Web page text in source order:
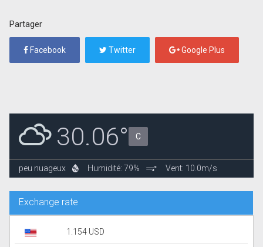
Partager
Facebook Twitter Google Plus
30.06° C
peu nuageux Humidité: 79% Vent: 10.0m/s
Exchange rate
1.154 USD